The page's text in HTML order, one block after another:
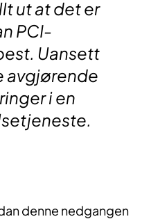
ut at det er
PCI-
Uansett
avgjørende
i en
denne nedgangen